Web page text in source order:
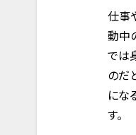
仕事
動中
では
のだ
にな
す。